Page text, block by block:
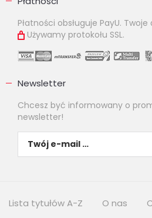
Płatności obsługuje PayU.
Używamy protokołu SSL.
Newsletter
Chcesz być informowany o
newsletter!
Lista tytułów A-Z O nas